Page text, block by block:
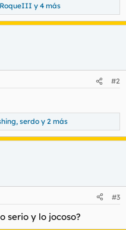
y 4 más
#2
, serdo y 2 más
#3
serio y lo jocoso?